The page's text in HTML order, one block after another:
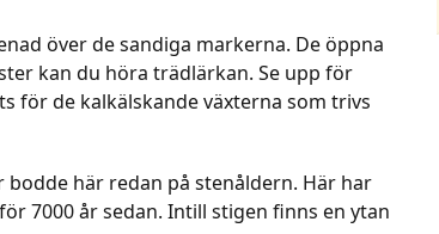
över de sandiga markerna. De öppna
kan du höra trädlärkan. Se upp för
för de kalkälskande växterna som trivs
här redan på stenåldern. Här har
7000 år sedan. Intill stigen finns en ytan